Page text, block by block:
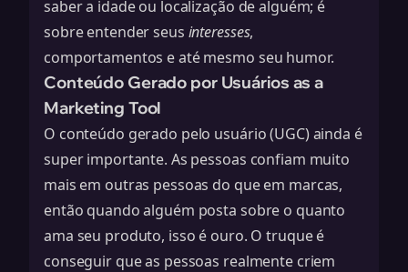
saber a idade ou localização de alguém; é
sobre entender seus interesses,
comportamentos e até mesmo seu humor.
Conteúdo Gerado por Usuários as a
Marketing Tool
O conteúdo gerado pelo usuário (UGC) ainda é
super importante. As pessoas confiam muito
mais em outras pessoas do que em marcas,
então quando alguém posta sobre o quanto
ama seu produto, isso é ouro. O truque é
conseguir que as pessoas realmente criem